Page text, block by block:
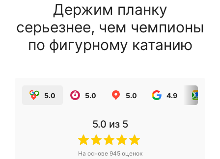
Держим планку
серьезнее, чем чемпионы
по фигурному катанию
5.0 5.0 5.0 4.9
5.0 из 5
На основе 945оценок